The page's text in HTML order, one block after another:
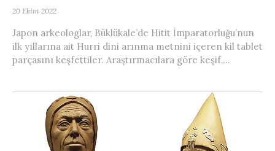
20 Ekim 2022
Japon arkeologlar, Büklükale’de Hitit İmparatorluğu’nun
ilk yıllarına ait Hurri dini arınma metnini içeren kil tablet
parçasını keşfettiler. Araştırmacılara göre keşif,...